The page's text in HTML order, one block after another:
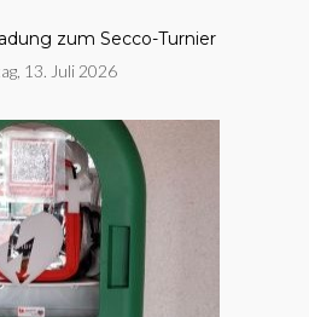
zum Secco-Turnier
13. Juli 2026